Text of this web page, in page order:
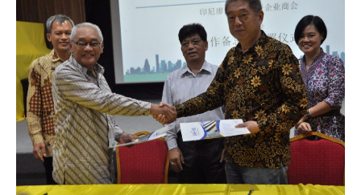
Bersinergi
dengan
APTKI
Demi
Tingkatkan
Keahlian
dan
Peluang